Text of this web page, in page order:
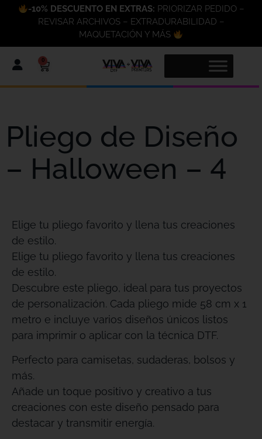
-10% DESCUENTO EN EXTRAS: PRIORIZAR PEDIDO –
REVISAR ARCHIVOS – EXTRADURABILIDAD –
MAQUETACIÓN Y MÁS
0
Pliego de Diseño
– Halloween – 4
Elige tu pliego favorito y llena tus creaciones
de estilo.
Elige tu pliego favorito y llena tus creaciones
de estilo.
Descubre este pliego, ideal para tus proyectos
de personalización. Cada pliego mide 58 cm x 1
metro e incluye varios diseños únicos listos
para imprimir o aplicar con la técnica DTF.
Perfecto para camisetas, sudaderas, bolsos y
más.
Añade un toque positivo y creativo a tus
creaciones con este diseño pensado para
destacar y transmitir energía.